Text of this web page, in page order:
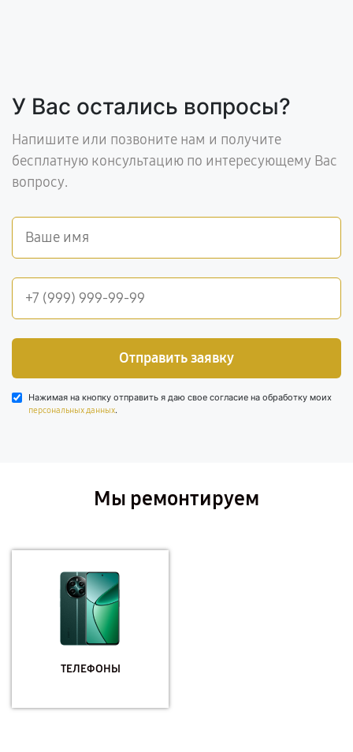
У Вас остались вопросы?
Напишите или позвоните нам и получите
бесплатную консультацию по интересующему Вас
вопросу.
Отправить заявку
Нажимая на кнопку отправить я даю свое согласие на обработку моих
персональных данных.
Мы ремонтируем
ТЕЛЕФОНЫ